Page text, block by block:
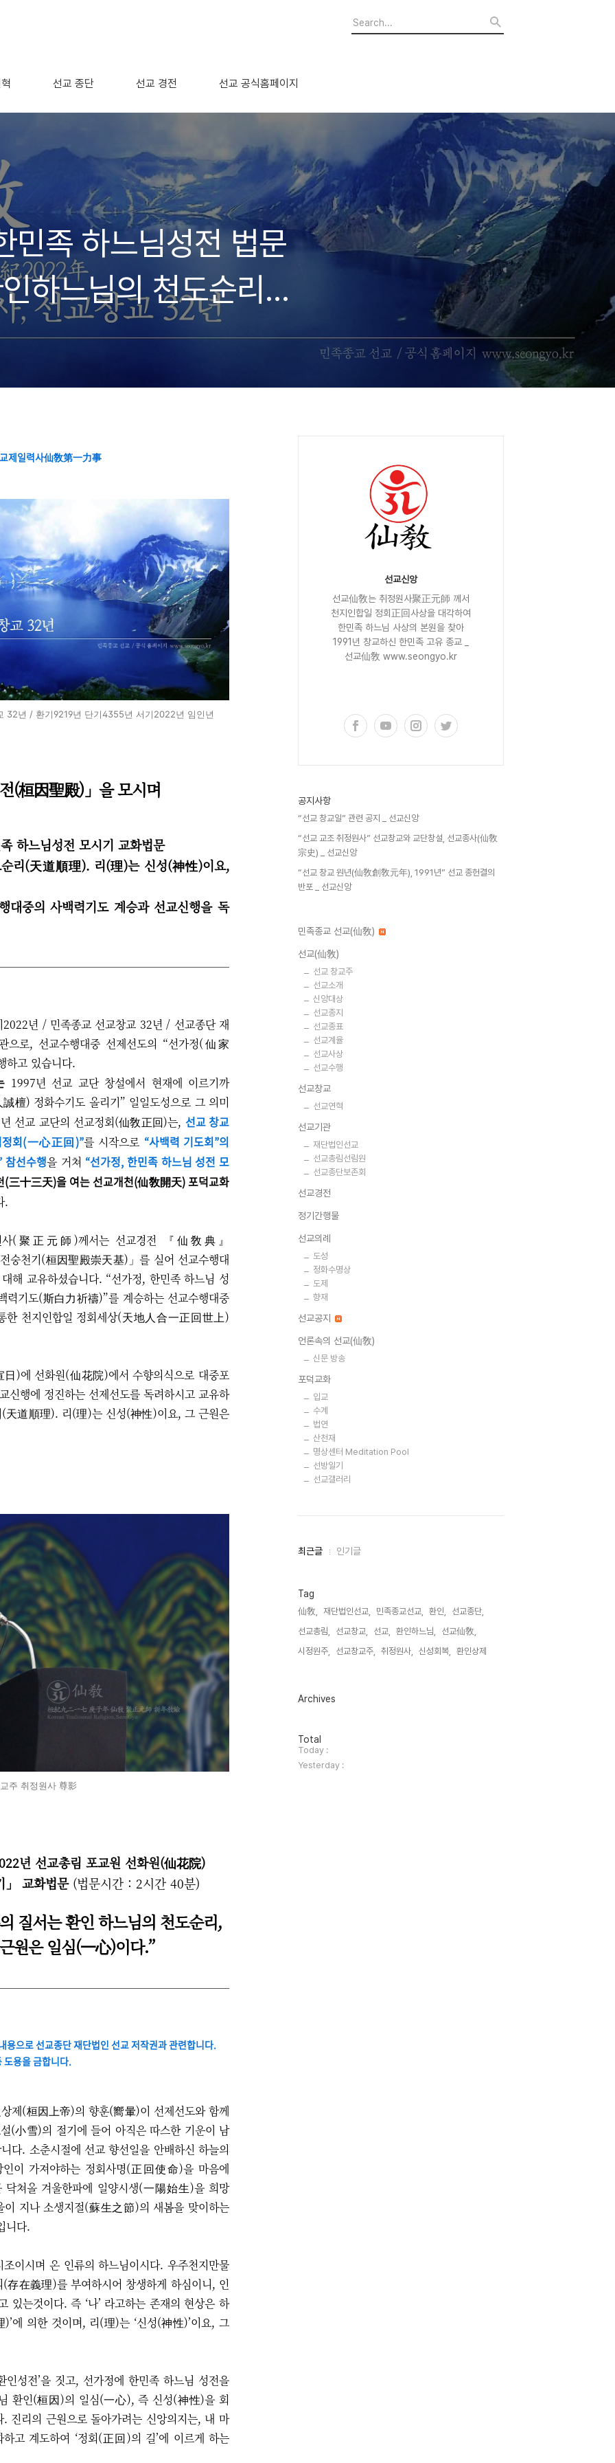
선교 종단 선교 경전 선교 공식홈페이지
민족 하느님성전 법문
하느님의 천도순리
)는 신성(神性)이요,
心)” _ 민족종교 선교
제일력사仙敎第一力事
32년 / 환기9219년 단기4355년 서기2022년 임인년
(桓因聖殿)」을 모시며
하느님성전 모시기 교화법문
리(天道順理). 리(理)는 신성(神性)이요,
대중의 사백력기도 계승과 선교신행을 독
년 / 민족종교 선교창교 32년 / 선교종단 재
으로, 선교수행대중 선제선도의 “선가정(仙家
하고 있습니다.
1997년 선교 교단 창설에서 현재에 이르기까
檀) 정화수기도 올리기” 일일도성으로 그 의미
선교 교단의 선교정회(仙敎正回)는, 선교 창교
정회(一心正回)”를 시작으로 “사백력 기도회”의
참선수행을 거쳐 “선가정, 한민족 하느님 성전 모
(三十三天)을 여는 선교개천(仙敎開天) 포덕교화
.
(聚正元師)께서는 선교경전 『仙敎典』
숭천기(桓因聖殿崇天基)」를 실어 선교수행대
해 교유하셨습니다. “선가정, 한민족 하느님 성
력기도(斯白力祈禱)”를 계승하는 선교수행대중
한 천지인합일 정회세상(天地人合一正回世上)
)에 선화원(仙花院)에서 수향의식으로 대중포
신행에 정진하는 선제선도를 독려하시고 교유하
(天道順理). 리(理)는 신성(神性)이요, 그 근원은
주 취정원사 尊影
년 선교총림 포교원 선화원(仙花院)
」 교화법문(법문시간 : 2시간 40분)
질서는 환인 하느님의 천도순리,
원은 일심(一心)이다.”
으로 선교종단 재단법인 선교 저작권과 관련합니다.
도용을 금합니다.
제(桓因上帝)의 향훈(嚮暈)이 선제선도와함께
(小雪)의 절기에 들어 아직은 따스한 기운이 남
다. 소춘시절에 선교 향선일을 안배하신 하늘의
이 가져야하는 정회사명(正回使命)을 마음에
닥쳐올 겨울한파에 일양시생(一陽始生)을 희망
지나 소생지절(蘇生之節)의 새봄을 맞이하는
니다.
이시며 온 인류의 하느님이시다. 우주천지만물
存在義理)를 부여하시어 창생하게 하심이니, 인
있는것이다. 즉 ‘나’ 라고하는 존재의 현상은 하
에 의한 것이며, 리(理)는 ‘신성(神性)’이요, 그
성전’을 짓고, 선가정에 한민족 하느님 성전을
환인(桓因)의 일심(一心), 즉 신성(神性)을 회
진리의 근원으로 돌아가려는 신앙의지는, 내 마
고 계도하여 ‘정회(正回)의 길’에 이르게 하는
선교신앙
선교仙敎는 취정원사聚正元師 께서
천지인합일 정회正回사상을 대각하여
한민족 하느님 사상의 본원을 찾아
1991년 창교하신 한민족 고유 종교 _
선교仙敎 www.seongyo.kr
공지사항
“선교 창교일” 관련 공지 _ 선교신앙
“선교 교조 취정원사” 선교창교와 교단창설, 선교종사(仙敎
宗史) _ 선교신앙
“선교 창교 원년(仙敎創敎元年), 1991년” 선교 종헌결의
반포 _ 선교신앙
민족종교 선교(仙敎)
선교(仙敎)
선교 창교주
선교소개
신앙대상
선교종지
선교종표
선교계율
선교사상
선교수행
선교창교
선교연혁
선교기관
재단법인선교
선교총림선림원
선교종단보존회
선교경전
정기간행물
선교의례
도성
정화수명상
도제
향재
선교공지
언론속의 선교(仙敎)
신문 방송
포덕교화
입교
수계
법연
산천재
명상센터 Meditation Pool
선방일기
선교갤러리
최
인
글
최근글 인기글
Tag
仙敎, 재단법인선교, 민족종교선교, 환인,
선교종단,
선교총림,
선교창교, 선교, 환인하느님,
선교仙敎,
시정원주,
선교창교주, 취정원사, 신성회복, 환인상제,
Archives
방
문
자
수
Total
Today :
Yesterday :